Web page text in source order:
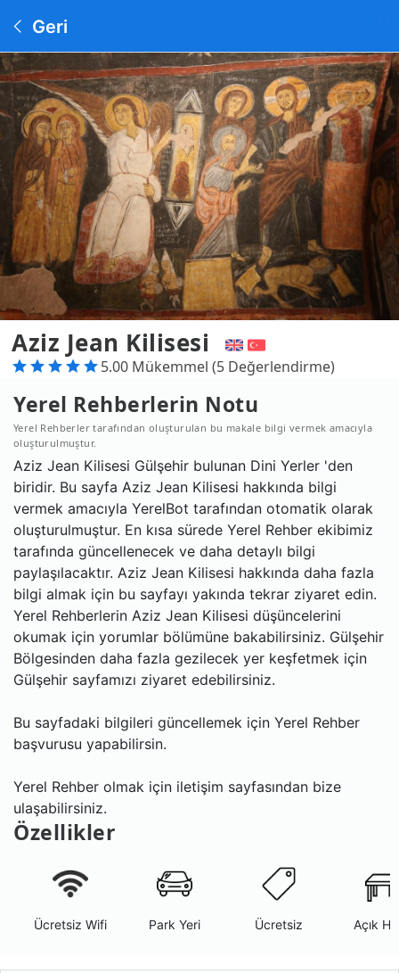
Geri
Aziz Jean Kilisesi
5.00 Mükemmel (5 Değerlendirme)
Yerel Rehberlerin Notu
Yerel Rehberler tarafından oluşturulan bu makale bilgi vermek amacıyla
oluşturulmuştur.
Aziz Jean Kilisesi Gülşehir bulunan Dini Yerler 'den
biridir. Bu sayfa Aziz Jean Kilisesi hakkında bilgi
vermek amacıyla YerelBot tarafından otomatik olarak
oluşturulmuştur. En kısa sürede Yerel Rehber ekibimiz
tarafında güncellenecek ve daha detaylı bilgi
paylaşılacaktır. Aziz Jean Kilisesi hakkında daha fazla
bilgi almak için bu sayfayı yakında tekrar ziyaret edin.
Yerel Rehberlerin Aziz Jean Kilisesi düşüncelerini
okumak için yorumlar bölümüne bakabilirsiniz. Gülşehir
Bölgesinden daha fazla gezilecek yer keşfetmek için
Gülşehir sayfamızı ziyaret edebilirsiniz.
Bu sayfadaki bilgileri güncellemek için Yerel Rehber
başvurusu yapabilirsin.
Yerel Rehber olmak için iletişim sayfasından bize
ulaşabilirsiniz.
Özellikler
Ücretsiz Wifi Park Yeri Ücretsiz Açık